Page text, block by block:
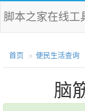
脚本之家在线工
首页 便民生活查询
脑